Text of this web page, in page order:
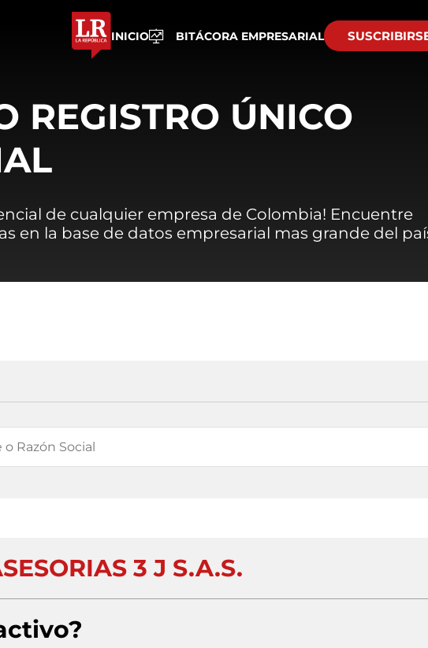
INICIO BITÁCORA EMPRESARIAL
REGISTRO ÚNICO
de cualquier empresa de Colombia! Encuentre
en la base de datos empresarial mas grande del
3 J S.A.S.